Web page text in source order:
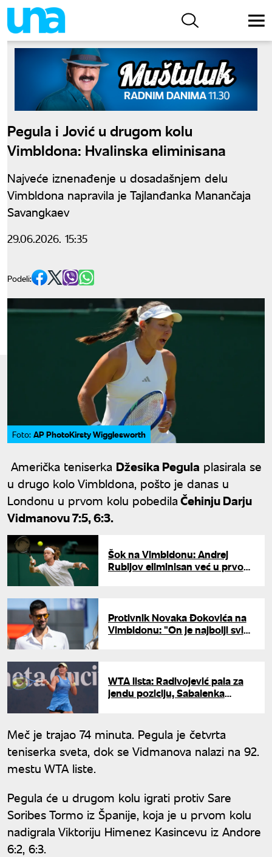
Pegula i Jović u drugom kolu
Vimbldona: Hvalinska eliminisana
Najveće iznenađenje u dosadašnjem delu
Vimbldona napravila je Tajlanđanka Manančaja
Savangkaev
29.06.2026. 15:35
Podeli:
Foto: AP PhotoKirsty Wigglesworth
Američka teniserka Džesika Pegula plasirala se
u drugo kolo Vimbldona, pošto je danas u
Londonu u prvom kolu pobedilaČehinju Darju
Vidmanovu 7:5, 6:3.
Šok na Vimbldonu: Andrej
Rubljov eliminisan već u prvom
Protivnik Novaka Đokovića na
Vimbldonu: "On je najbolji svih
WTA lista: Radivojević pala za
jendu poziciju, Sabalenka
Meč je trajao 74 minuta. Pegula je četvrta
teniserka sveta, dok se Vidmanova nalazi na 92.
mestu WTA liste.
Pegula će u drugom kolu igrati protiv Sare
Soribes Tormo iz Španije, koja je u prvom kolu
nadigrala Viktoriju Himenez Kasincevu iz Andore
6:2, 6:3.